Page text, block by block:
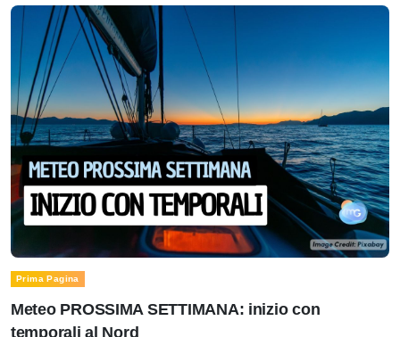
Prima Pagina
Meteo PROSSIMA SETTIMANA: inizio con
temporali al Nord